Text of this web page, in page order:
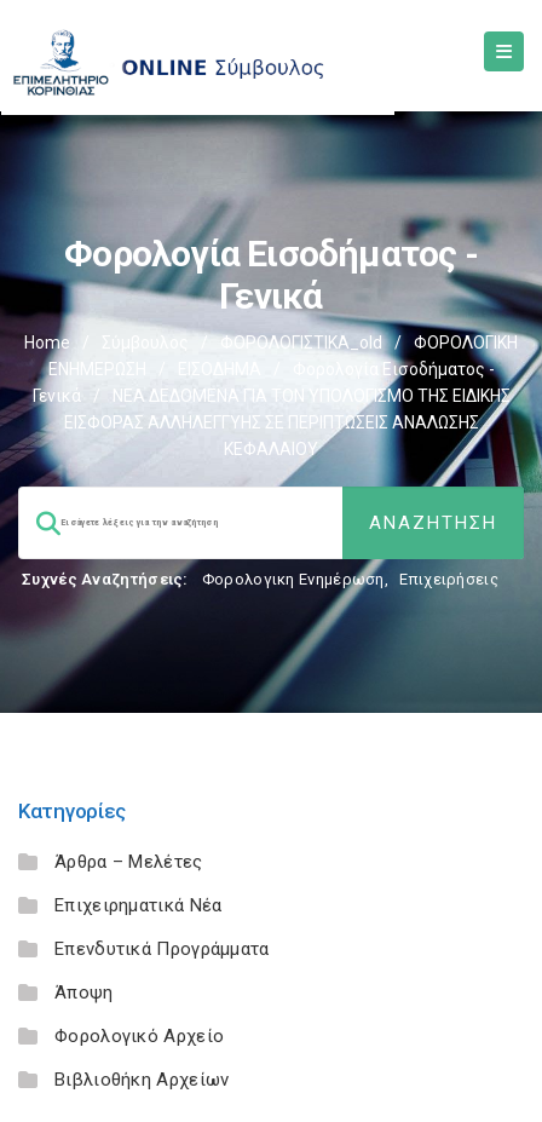
Φορολογία Εισοδήματος -
Γενικά
Home Σύμβουλος / ΦΟΡΟΛΟΓΙΣΤΙΚΑ_old /
ΦΟΡΟΛΟΓΙΚΗ
ΕΝΗΜΕΡΩΣΗ
Φορολογία Εισοδήματος -
Γενικά
/
ΝΕΑ ΔΕΔΟΜΕΝΑ ΓΙΑ ΤΟΝ ΥΠΟΛΟΓΙΣΜΟ ΤΗΣ ΕΙΔΙΚΗΣ
ΕΙΣΦΟΡΑΣ ΑΛΛΗΛΕΓΓΥΗΣ ΣΕ ΠΕΡΙΠΤΩΣΕΙΣ ΑΝΑΛΩΣΗΣ
ΚΕΦΑΛΑΙΟΥ
Συχνές Αναζητήσεις: Φορολογικη Ενημέρωση, Επιχειρήσεις
Κατηγορίες
Άρθρα – Μελέτες
Επιχειρηματικά Νέα
Επενδυτικά Προγράμματα
Άποψη
Φορολογικό Αρχείο
Βιβλιοθήκη Αρχείων